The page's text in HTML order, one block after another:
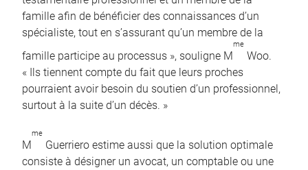
famille afin de bénéficier des connaissances d’un
spécialiste, tout en s’assurant qu’un membre de la
famille participe au processus », souligne M
me
Woo.
« Ils tiennent compte du fait que leurs proches
pourraient avoir besoin du soutien d’un professionnel,
surtout à la suite d’un décès. »
M
me
Guerriero estime aussi que la solution optimale
consiste à désigner un avocat, un comptable ou une